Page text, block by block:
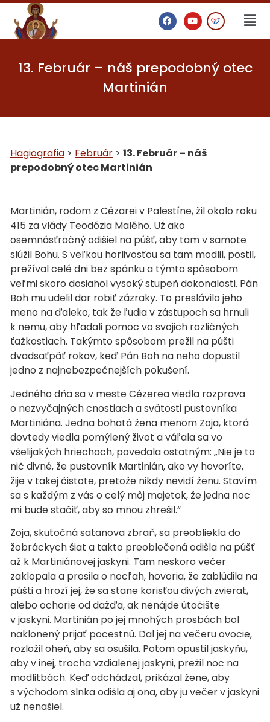
13. Február – náš prepodobný otec
Martinián
Hagiografia > Február > 13. Február – náš
prepodobný otec Martinián
Martinián, rodom z Cézarei v Palestíne, žil okolo roku
415 za vlády Teodózia Malého. Už ako
osemnásťročný odišiel na púšť, aby tam v samote
slúžil Bohu. S veľkou horlivosťou sa tam modlil, postil,
prežíval celé dni bez spánku a týmto spôsobom
veľmi skoro dosiahol vysoký stupeň dokonalosti. Pán
Boh mu udelil dar robiť zázraky. To preslávilo jeho
meno na ďaleko, tak že ľudia v zástupoch sa hrnuli
k nemu, aby hľadali pomoc vo svojich rozličných
ťažkostiach. Takýmto spôsobom prežil na púšti
dvadsaťpäť rokov, keď Pán Boh na neho dopustil
jedno z najnebezpečnejších pokušení.
Jedného dňa sa v meste Cézerea viedla rozprava
o nezvyčajných cnostiach a svätosti pustovníka
Martiniána. Jedna bohatá žena menom Zoja, ktorá
dovtedy viedla pomýlený život a váľala sa vo
všelijakých hriechoch, povedala ostatným: „Nie je to
nič divné, že pustovník Martinián, ako vy hovoríte,
žije v takej čistote, pretože nikdy nevidí ženu. Stavím
sa s každým z vás o celý môj majetok, že jedna noc
mi bude stačiť, aby so mnou zhrešil.“
Zoja, skutočná satanova zbraň, sa preobliekla do
žobráckych šiat a takto preoblečená odišla na púšť
až k Martiniánovej jaskyni. Tam neskoro večer
zaklopala a prosila o nocľah, hovoria, že zablúdila na
púšti a hrozí jej, že sa stane korisťou divých zvierat,
alebo ochorie od dažďa, ak nenájde útočište
v jaskyni. Martinián po jej mnohých prosbách bol
naklonený prijať pocestnú. Dal jej na večeru ovocie,
rozložil oheň, aby sa osušila. Potom opustil jaskyňu,
aby v inej, trocha vzdialenej jaskyni, prežil noc na
modlitbách. Keď odchádzal, prikázal žene, aby
s východom slnka odišla aj ona, aby ju večer v jaskyni
už nenašiel.